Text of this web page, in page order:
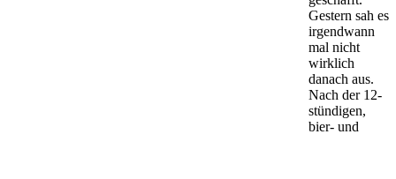
Gestern sah es
irgendwann
mal nicht
wirklich
danach aus.
Nach der 12-
stündigen,
bier- und